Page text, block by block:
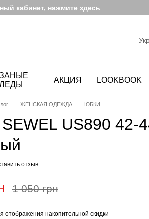
кабинет, нажмите здесь
АКЦИЯ LOOKBOOK
ЖЕНСКАЯ ОДЕЖДА ЮБКИ
US890 42-
отзыв
1 050 грн
отображения накопительной скидки